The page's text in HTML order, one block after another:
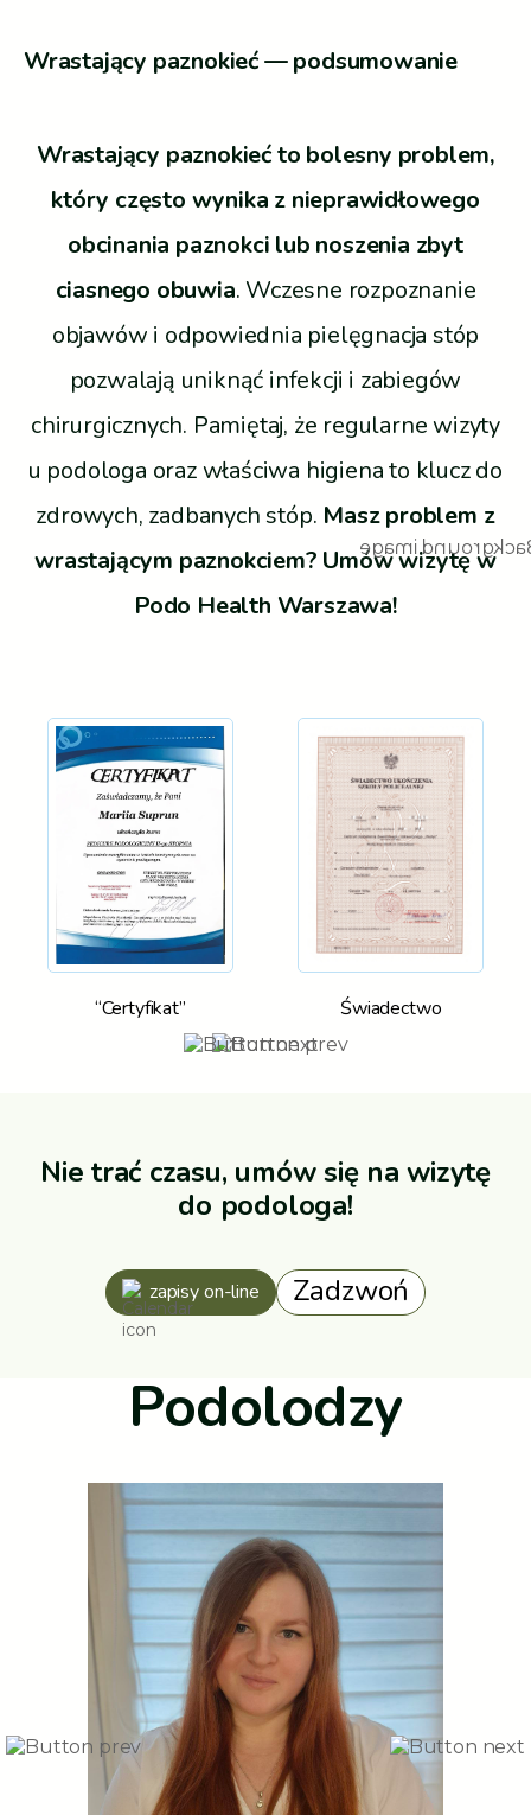
Wrastający paznokieć — podsumowanie
Wrastający paznokieć to bolesny problem,
który często wynika z nieprawidłowego
obcinania paznokci lub noszenia zbyt
ciasnego obuwia. Wczesne rozpoznanie
objawów i odpowiednia pielęgnacja stóp
pozwalają uniknąć infekcji i zabiegów
chirurgicznych. Pamiętaj, że regularne wizyty
u podologa oraz właściwa higiena to klucz do
zdrowych, zadbanych stóp. Masz problem z
wrastającym paznokciem? Umów wizytę w
Podo Health Warszawa!
“Certyfikat” Świadectwo
Nie trać czasu, umów się na wizytę
do podologa!
zapisy on-line Zadzwoń
Podolodzy